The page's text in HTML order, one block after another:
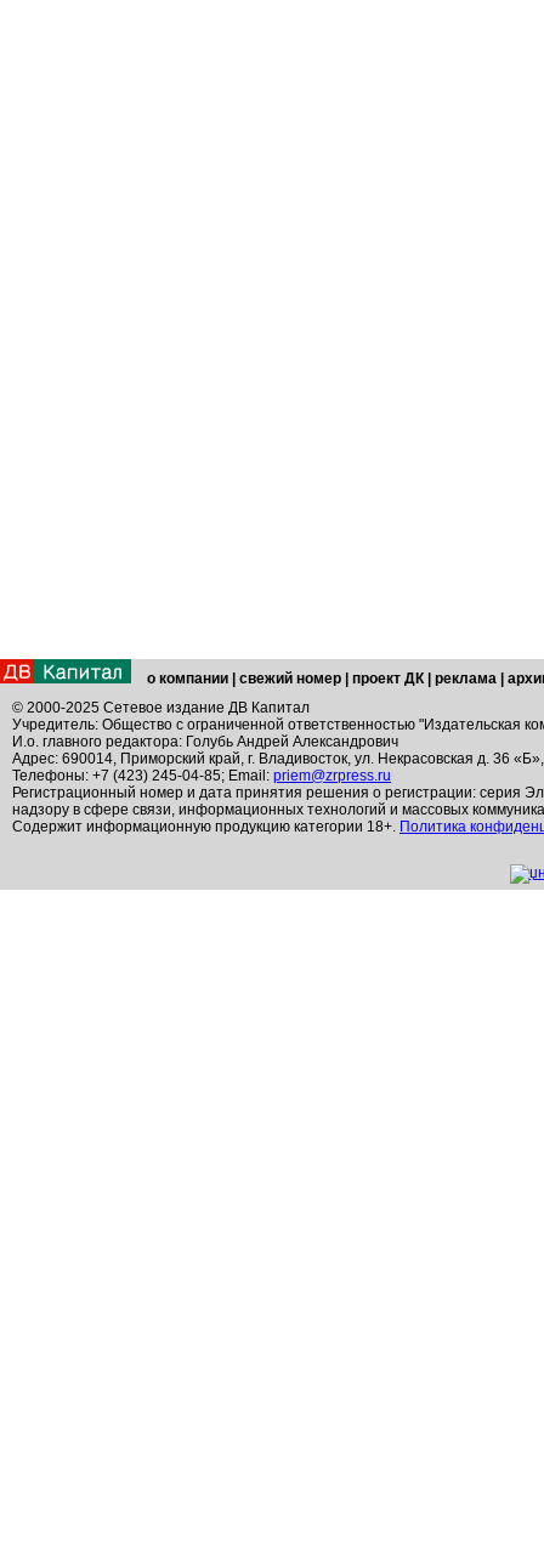
о компании свежий номер проект ДК реклама
© 2000-2025 Сетевое издание ДВ Капитал
Учредитель: Общество с ограниченной ответственностью "Издательская
И.о. главного редактора: Голубь Андрей Александрович
Адрес: 690014, Приморский край, г. Владивосток, ул. Некрасовская д. 36
Телефоны: +7 (423) 245-04-85; Email: priem@zrpress.ru
Регистрационный номер и дата принятия решения о регистрации: серия
надзору в сфере связи, информационных технологий и массовых
Содержит информационную продукцию категории 18+. Политика